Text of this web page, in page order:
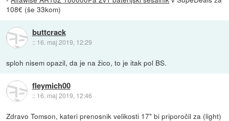
108€ (še 33kom)
buttcrack
:: 16. maj 2019, 12:29
sploh nisem opazil, da je na žico, to je itak pol BS.
fleymich00
:: 16. maj 2019, 12:46
Zdravo Tomson, kateri prenosnik velikosti 17" bi priporočil za (light)